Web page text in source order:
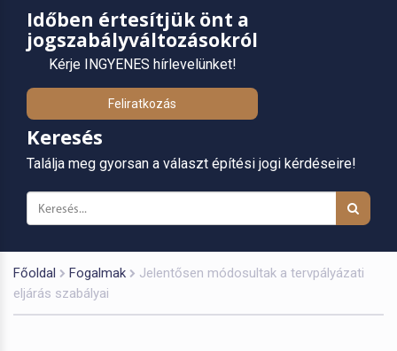
Időben értesítjük önt a
jogszabályváltozásokról
Kérje INGYENES hírlevelünket!
Feliratkozás
Keresés
Találja meg gyorsan a választ építési jogi kérdéseire!
Főoldal Fogalmak
Jelentősen módosultak a tervpályázati
eljárás szabályai